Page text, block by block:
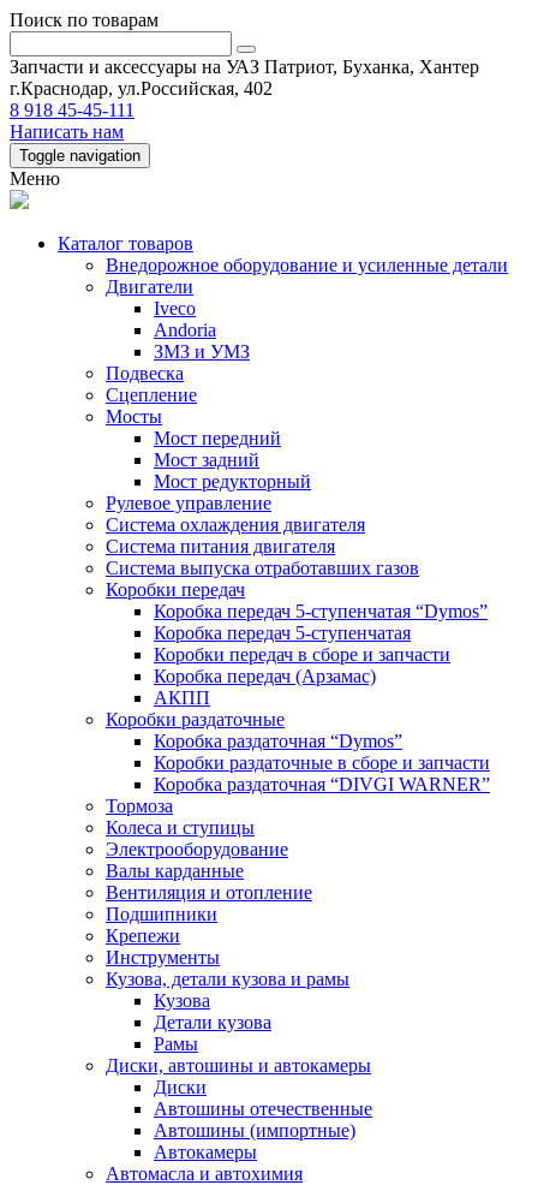
Поиск по товарам
Запчасти и аксессуары на УАЗ Патриот, Буханка, Хантер
г.Краснодар, ул.Российская, 402
8 918 45-45-111
Написать нам
Toggle navigation
Меню
Каталог товаров
Внедорожное оборудование и усиленные детали
Двигатели
Iveco
Andoria
ЗМЗ и УМЗ
Подвеска
Сцепление
Мосты
Мост передний
Мост задний
Мост редукторный
Рулевое управление
Система охлаждения двигателя
Система питания двигателя
Система выпуска отработавших газов
Коробки передач
Коробка передач 5-ступенчатая “Dymos”
Коробка передач 5-ступенчатая
Коробки передач в сборе и запчасти
Коробка передач (Арзамас)
АКПП
Коробки раздаточные
Коробка раздаточная “Dymos”
Коробки раздаточные в сборе и запчасти
Коробка раздаточная “DIVGI WARNER”
Тормоза
Колеса и ступицы
Электрооборудование
Валы карданные
Вентиляция и отопление
Подшипники
Крепежи
Инструменты
Кузова, детали кузова и рамы
Кузова
Детали кузова
Рамы
Диски, автошины и автокамеры
Диски
Автошины отечественные
Автошины (импортные)
Автокамеры
Автомасла и автохимия